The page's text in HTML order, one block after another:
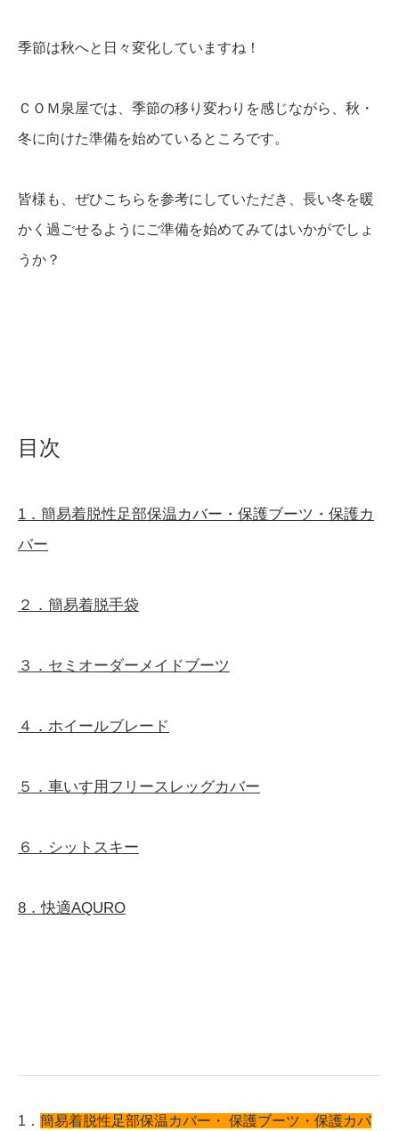
季節は秋へと日々変化していますね！
ＣＯＭ泉屋では、季節の移り変わりを感じながら、秋・
冬に向けた準備を始めているところです。
皆様も、ぜひこちらを参考にしていただき、長い冬を暖
かく過ごせるようにご準備を始めてみてはいかがでしょ
うか？
目次
1．簡易着脱性足部保温カバー・ 保護ブーツ・保護カ
バー
２．簡易着脱手袋
３．セミオーダーメイドブーツ
４．ホイールブレード
５．車いす用フリースレッグカバー
６．シットスキー
8．快適AQURO
1． 簡易着脱性足部保温カバー ・ 保護ブーツ・保護カバ